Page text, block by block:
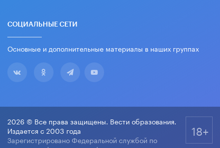
СОЦИАЛЬНЫЕ СЕТИ
Основные и дополнительные материалы в наших группах
2026 © Все права защищены. Вести образования.
Издается с 2003 года
Зарегистрировано Федеральной службой по
18+